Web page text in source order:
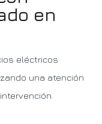
en
eléctricos
una atención